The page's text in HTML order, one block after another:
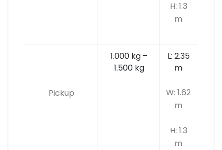
H: 1.3
m
Pickup
1.000 kg –
1.500 kg
L: 2.35
m
W: 1.62
m
H: 1.3
m